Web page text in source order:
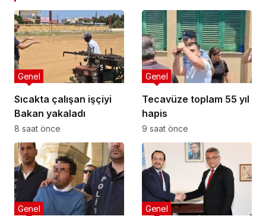
Sıcakta çalışan işçiyi
Bakan yakaladı
Genel
8 saat önce
Tecavüze toplam 55 yıl
hapis
Genel
9 saat önce
Genel Genel